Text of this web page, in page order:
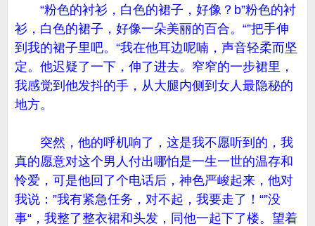
“粉色的衬衫，白色的裙子，好像？b”粉色的衬
衫，白色的裙子，好像一朵美丽的百合。“”把手伸
到我的裙子里吧。“我在他耳边呢喃，声音轻柔而坚
定。他迟疑了一下，伸了进去。窄窄的一步裙里，
我感觉到他发抖的手，从大腿内侧到女人最隐秘的
地方。
突然，他的呼机响了，这是我不愿听到的，我
真的愿意对这个男人付出哪怕是一生一世的温存和
怜爱，可是他回了个电话后，神色严峻起来，他对
我说：”我有紧急任务，对不起，我要走了！“”没
事“，我整了整衣裙和头发，同他一起下了楼。望着